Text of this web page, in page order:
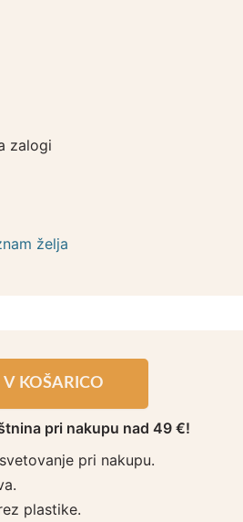
zalogi
želja
KOŠARICO
pri nakupu nad 49 €!
pri nakupu.
plastike.